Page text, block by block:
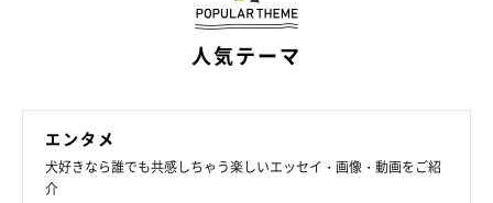
人気テーマ
エンタメ
犬好きなら誰でも共感しちゃう楽しいエッセイ・画像・動画をご紹
介